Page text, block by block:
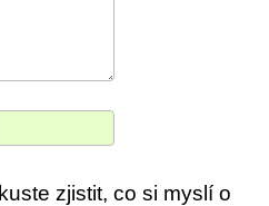
zjistit, co si myslí o